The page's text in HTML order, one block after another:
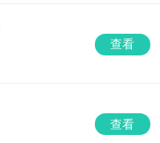
查看
查看